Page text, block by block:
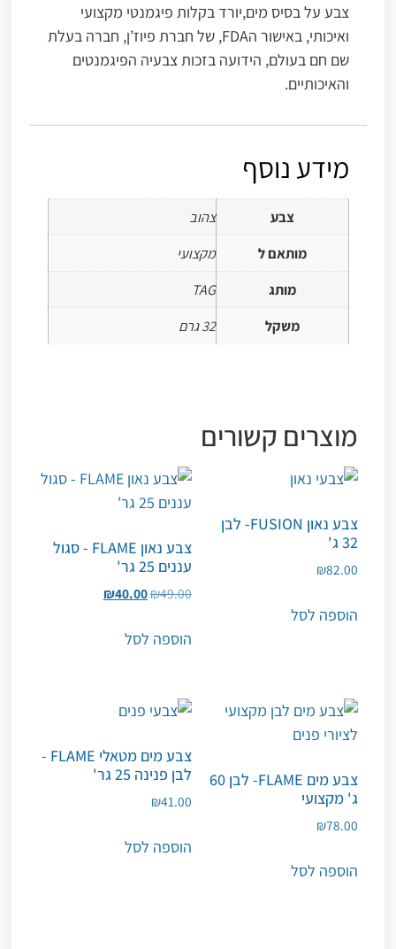
צבע על בסיס מים,יורד בקלות פיגמנטי מקצועי
ואיכותי, באישור הFDA, של חברת פיוז’ן, חברה בעלת
שם חם בעולם, הידועה בזכות צבעיה הפיגמנטים
והאיכותיים.
מידע נוסף
צבע
צהוב
מותאם ל
מקצועי
מותג
TAG
משקל
32 גרם
מוצרים קשורים
צבע נאון FUSION- לבן
32 ג'
₪82.00
הוספה לסל
צבע נאון FLAME - סגול
עננים 25 גר'
₪49.00
₪40.00
הוספה לסל
צבע מים FLAME- לבן 60
ג' מקצועי
₪78.00
הוספה לסל
צבע מים מטאלי FLAME -
לבן פנינה 25 גר'
₪41.00
הוספה לסל